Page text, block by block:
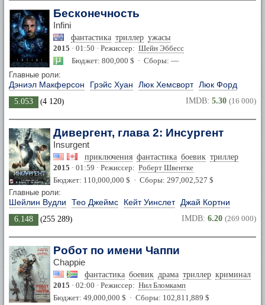
Бесконечность
Infini
фантастика триллер ужасы
2015 · 01:50 · Режиссер: Шейн Эббесс
Бюджет: 800,000 $ · Сборы: —
Главные роли:
Дэниэл Макферсон Грэйс Хуан Люк Хемсворт Люк Форд
5.053 (4 120) IMDB: 5.30 (16 000)
Дивергент, глава 2: Инсургент
Insurgent
приключения фантастика боевик триллер
2015 · 01:59 · Режиссер: Роберт Швентке
Бюджет: 110,000,000 $ · Сборы: 297,002,527 $
Главные роли:
Шейлин Вудли Тео Джеймс Кейт Уинслет Джай Кортни
6.148 (255 289) IMDB: 6.20 (269 000)
Робот по имени Чаппи
Chappie
фантастика боевик драма триллер криминал
2015 · 02:00 · Режиссер: Нил Бломкамп
Бюджет: 49,000,000 $ · Сборы: 102,811,889 $